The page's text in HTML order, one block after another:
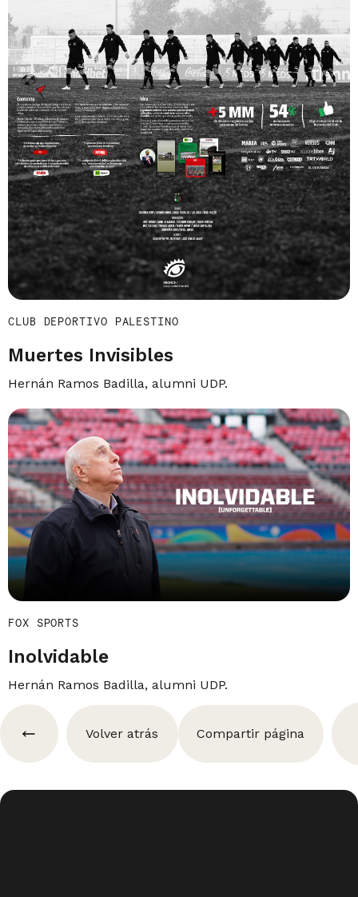
CLUB DEPORTIVO PALESTINO
Muertes Invisibles
Hernán Ramos Badilla, alumni UDP.
FOX SPORTS
Inolvidable
Hernán Ramos Badilla, alumni UDP.
Volver atrás Compartir página